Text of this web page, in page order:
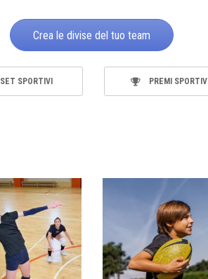
Crea le divise del tuo team
SET SPORTIVI PREMI SPORTIVI